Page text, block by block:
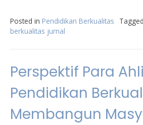
Posted in Pendidikan Berkualitas Tagged
berkualitas jurnal
Perspektif Para
Pendidikan
Membangun